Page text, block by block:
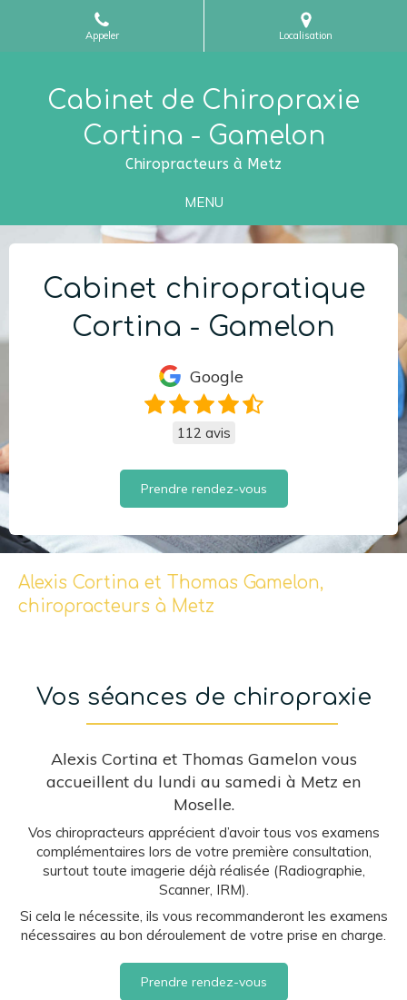
Appeler Localisation
Cabinet de Chiropraxie
Cortina - Gamelon
Chiropracteurs à Metz
MENU
Cabinet chiropratique
Cortina - Gamelon
Google
112 avis
Prendre rendez-vous
Alexis Cortina et Thomas Gamelon,
chiropracteurs à Metz
Vos séances de chiropraxie
Alexis Cortina et Thomas Gamelon vous
accueillent du lundi au samedi à Metz en
Moselle.
Vos chiropracteurs apprécient d’avoir tous vos examens
complémentaires lors de votre première consultation,
surtout toute imagerie déjà réalisée (Radiographie,
Scanner, IRM).
Si cela le nécessite, ils vous recommanderont les examens
nécessaires au bon déroulement de votre prise en charge.
Prendre rendez-vous